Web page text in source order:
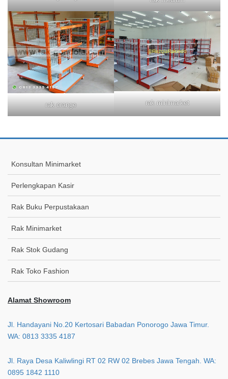
rak orange rak minimarket
Konsultan Minimarket
Perlengkapan Kasir
Rak Buku Perpustakaan
Rak Minimarket
Rak Stok Gudang
Rak Toko Fashion
Alamat Showroom
Jl. Handayani No.20 Kertosari Babadan Ponorogo Jawa Timur.
WA: 0813 3335 4187
Jl. Raya Desa Kaliwlingi RT 02 RW 02 Brebes Jawa Tengah. WA:
0895 1842 1110